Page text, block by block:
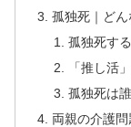
孤独死｜ど
孤独死す
「推し活
孤独死は
両親の介護